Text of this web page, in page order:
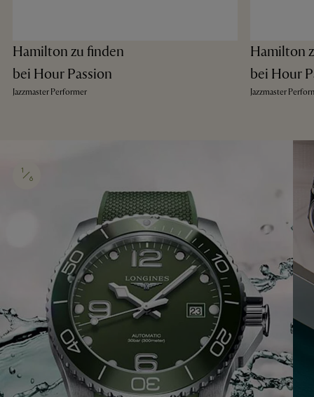
Hamilton zu finden
bei Hour Passion
Jazzmaster Performer
Hamilton
bei Hour
Jazzmaster
1
6